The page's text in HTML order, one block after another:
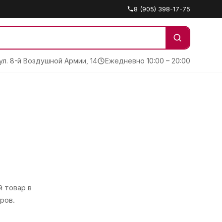
8 (905) 398-17-75
8-й Воздушной Армии, 14 Ежедневно 10:00 – 20:00
товар в